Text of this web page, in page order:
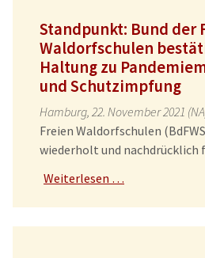
Standpunkt: Bund der
Waldorfschulen
Haltung zu
und Schutzimpfung
Hamburg, 22. November 2021
Freien Waldorfschulen
wiederholt und nachdrücklich
Weiterlesen …